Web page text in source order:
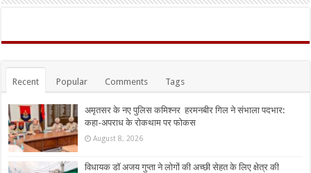
Recent Popular Comments Tags
अमृतसर के नए पुलिस कमिश्नर हरमनबीर गिल ने संभाला पदभार:
कहा-अपराध के रोकथाम पर फोकस
August 8, 2026
विधायक डॉ अजय गुप्ता ने लोगों की अच्छी सेहत के लिए क्षेत्र की